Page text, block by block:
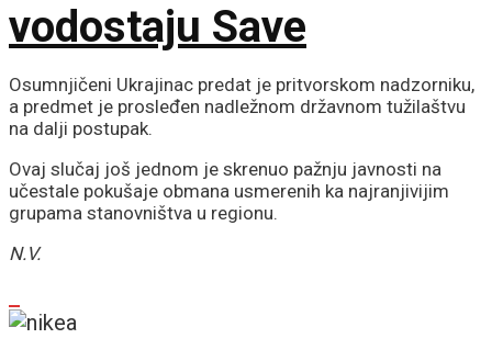
vodostaju Save
Osumnjičeni Ukrajinac predat je pritvorskom nadzorniku,
a predmet je prosleđen nadležnom državnom tužilaštvu
na dalji postupak.
Ovaj slučaj još jednom je skrenuo pažnju javnosti na
učestale pokušaje obmana usmerenih ka najranjivijim
grupama stanovništva u regionu.
N.V.